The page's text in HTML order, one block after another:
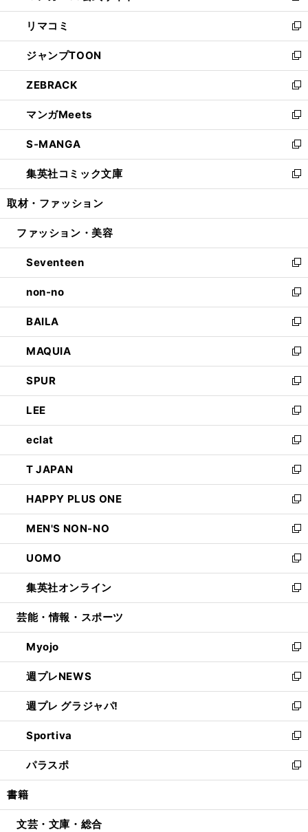
ウ
で
開
く
ン
ド
ウ
で
開
く
ウ
ィ
ン
ド
ウ
で
開
く
し
い
ウ
ィ
ン
ド
ウ
で
開
く
リマコミ
新
し
い
ウ
ィ
ン
ド
ウ
で
開
く
ジャンプTOON
新
し
い
ウ
ィ
ン
ド
ウ
で
開
ZEBRACK
新
し
い
ウ
ィ
ン
ド
ウ
開
マンガMeets
新
し
い
ウ
ィ
ン
ウ
開
く
S-MANGA
新
し
い
ウ
ン
ウ
で
開
く
集英社コミック文庫
新
し
ウ
ン
ド
ウ
で
開
く
取材・ファッション
ファッション・美容
Seventeen
新
し
い
ウ
ィ
ン
ド
ウ
で
開
く
non-no
新
し
い
ウ
ィ
ン
ド
ウ
で
開
く
BAILA
新
し
い
ウ
ィ
ン
ド
ウ
で
開
く
MAQUIA
新
し
い
ウ
ィ
ン
ド
ウ
で
開
く
SPUR
新
し
い
ウ
ィ
ン
ド
ウ
で
開
く
LEE
新
し
い
ウ
ィ
ン
ド
ウ
で
開
く
eclat
新
し
い
ウ
ィ
ン
ド
ウ
で
開
く
T JAPAN
新
し
い
ウ
ィ
ン
ド
ウ
で
開
HAPPY PLUS ONE
新
し
い
ウ
ィ
ン
ド
ウ
開
く
MEN'S NON-NO
新
し
い
ウ
ィ
ン
ウ
で
開
く
UOMO
新
し
い
ウ
ン
ド
ウ
で
開
く
集英社オンライン
新
し
ウ
ィ
ン
ド
ウ
で
開
く
芸能・情報・スポーツ
Myojo
新
し
い
ウ
ィ
ン
ド
ウ
で
開
週プレNEWS
新
し
い
ウ
ィ
ン
ド
ウ
開
週プレ グラジャパ!
新
し
い
ウ
ィ
ン
ウ
Sportiva
新
し
い
ウ
ン
パラスポ
新
し
ウ
書籍
文芸・文庫・総合